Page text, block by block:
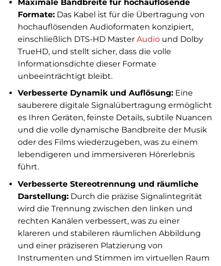
Maximale Bandbreite für hochauflösende
Formate:Das Kabel ist für die Übertragung von
hochauflösenden Audioformaten konzipiert,
einschließlich DTS-HD Master Audiound Dolby
TrueHD, und stellt sicher, dass die volle
Informationsdichte dieser Formate
unbeeinträchtigt bleibt.
Verbesserte Dynamik und Auflösung:Eine
sauberere digitale Signalübertragung ermöglicht
es Ihren Geräten, feinste Details, subtile Nuancen
und die volle dynamische Bandbreite der Musik
oder des Films wiederzugeben, was zu einem
lebendigeren und immersiveren Hörerlebnis
führt.
Verbesserte Stereotrennung und räumliche
Darstellung:Durch die präzise Signalintegrität
wird die Trennung zwischen den linken und
rechten Kanälen verbessert, was zu einer
klareren und stabileren räumlichen Abbildung
und einer präziseren Platzierung von
Instrumenten und Stimmen im virtuellen Raum